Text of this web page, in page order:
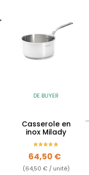
DE BUYER
Casserole en
inox Milady
Prix
64,50 €
(64,50 € / unité)